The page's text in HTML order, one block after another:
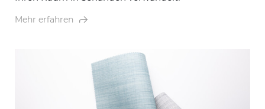
Mehr erfahren